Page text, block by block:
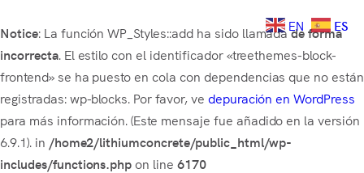
Notice: La función WP_Styles::add ha sido llamadade forma
incorrecta. El estilo con el identificador «treethemes-block-
frontend» se ha puesto en cola con dependencias que no están
registradas: wp-blocks. Por favor, ve depuración en WordPress
para más información. (Este mensaje fue añadido en la versión
6.9.1). in /home2/lithiumconcrete/public_html/wp-
includes/functions.phpon line 6170
EN ES